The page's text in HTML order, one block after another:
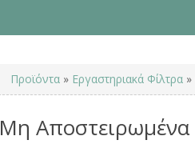
You are here
Προϊόντα » Εργαστηριακά Φίλτρα »
Μη Αποστειρωμένα